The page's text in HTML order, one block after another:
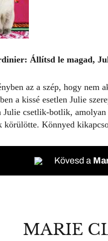
Állítsd le magad,
az a szép, hogy nem
a kissé esetlen Julie
Julie csetlik-botlik, amolyan
körülötte. Könnyed
Kövesd a
MARIE